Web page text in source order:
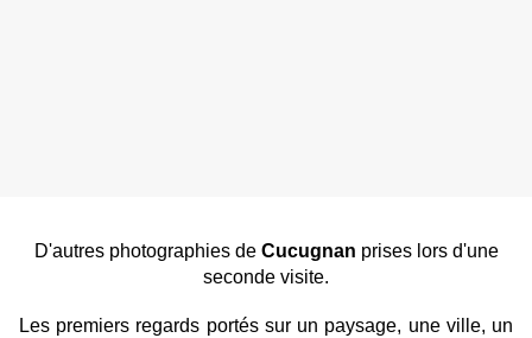
D'autres photographies de Cucugnan prises lors d'une
seconde visite.
Les premiers regards portés sur un paysage, une ville, un